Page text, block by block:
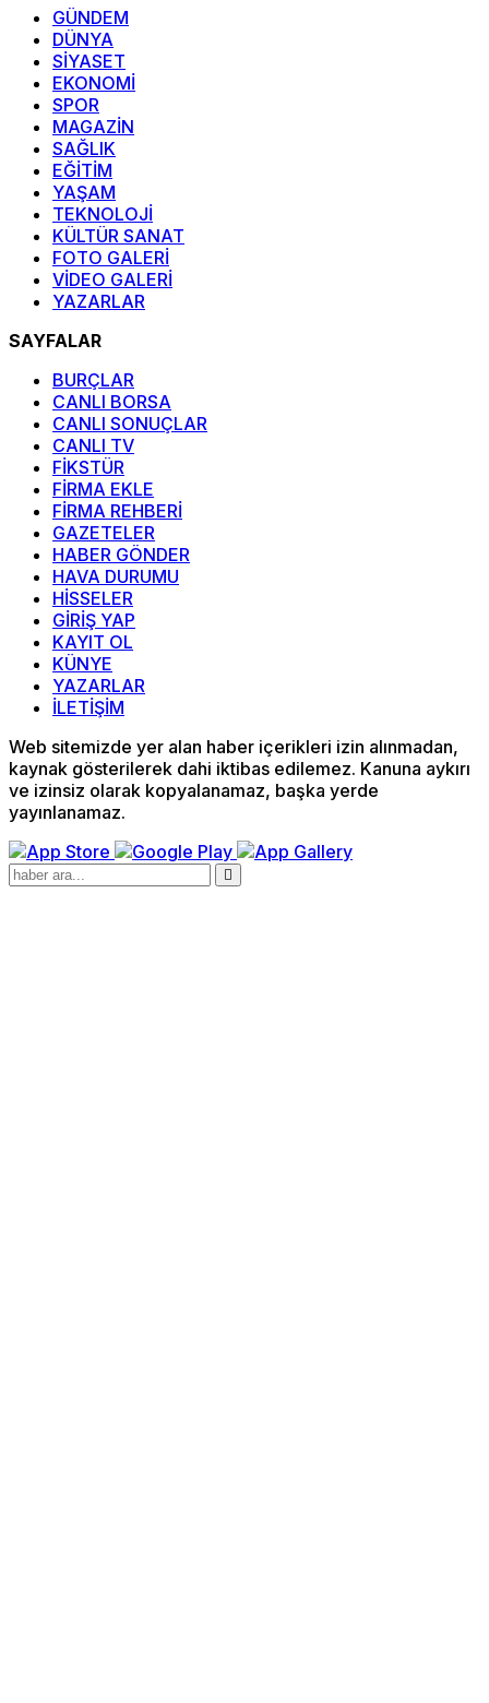
GÜNDEM
DÜNYA
SİYASET
EKONOMİ
SPOR
MAGAZİN
SAĞLIK
EĞİTİM
YAŞAM
TEKNOLOJİ
KÜLTÜR SANAT
FOTO GALERİ
VİDEO GALERİ
YAZARLAR
SAYFALAR
BURÇLAR
CANLI BORSA
CANLI SONUÇLAR
CANLI TV
FİKSTÜR
FİRMA EKLE
FİRMA REHBERİ
GAZETELER
HABER GÖNDER
HAVA DURUMU
HİSSELER
GİRİŞ YAP
KAYIT OL
KÜNYE
YAZARLAR
İLETİŞİM
Web sitemizde yer alan haber içerikleri izin alınmadan,
kaynak gösterilerek dahi iktibas edilemez. Kanuna aykırı
ve izinsiz olarak kopyalanamaz, başka yerde
yayınlanamaz.